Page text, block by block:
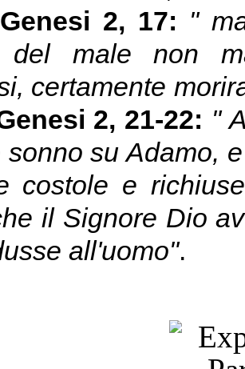
Genesi 2, 17: "
male non
certamente
2, 21-22: "
sonno su Adamo,
costole e
il Signore Dio
all'uomo".